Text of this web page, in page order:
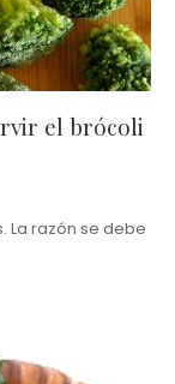
el brócoli
La razón se debe